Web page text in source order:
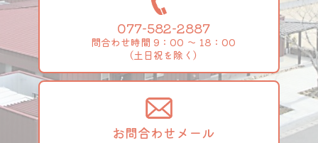
077-582-2887
問合わせ時間 9：00 ～ 18：00
（土日祝を除く）
お問合わせメール